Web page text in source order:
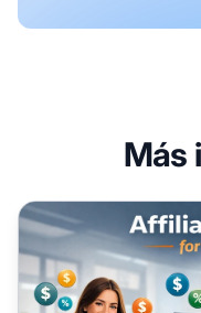
Más
Cómo el marketing